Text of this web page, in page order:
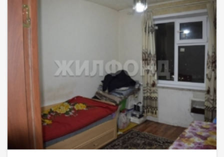
пляжа, спортивный клуб, остановка, хорошая транспортная
развязка, до МЕТРО 10-15 мин. Приглашаем на просмотр!!
Возможен обмен на вашу недвижимость. Возможна продажа
в рассрочку. При звонке, пожалуйста, сообщите номер